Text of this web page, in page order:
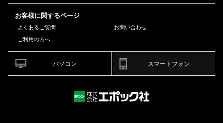
お客様に関するページ
よくあるご質問
お問い合わせ
ご利用の方へ
パソコン スマートフォン